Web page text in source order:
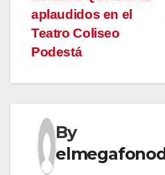
de
entradas
aplaudidos en el
Teatro Coliseo
Podestá
By